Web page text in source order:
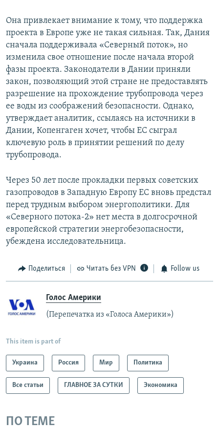
Она привлекает внимание к тому, что поддержка
проекта в Европе уже не такая сильная. Так, Дания
сначала поддерживала «Северный поток», но
изменила свое отношение после начала второй
фазы проекта. Законодатели в Дании приняли
закон, позволяющий этой стране не предоставлять
разрешение на прохождение трубопровода через
ее воды из соображений безопасности. Однако,
утверждает аналитик, ссылаясь на источники в
Дании, Копенгаген хочет, чтобы ЕС сыграл
ключевую роль в принятии решений по делу
трубопровода.
Через 50 лет после прокладки первых советских
газопроводов в Западную Европу ЕС вновь предстал
перед трудным выбором энергополитики. Для
«Северного потока-2» нет места в долгосрочной
европейской стратегии энергобезопасности,
убеждена исследовательница.
Поделиться Читать без VPN Follow us
Голос Америки
(Перепечатка из «Голоса Америки»)
This item is part of
Украина Россия Мир Политика
Все статьи ГЛАВНОЕ ЗА СУТКИ Экономика
ПО ТЕМЕ